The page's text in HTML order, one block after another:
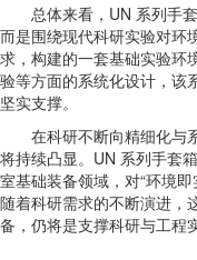
总体来看，UN 系列手
而是围绕现代科研实验对环
求，构建的一套基础实验环
验等方面的系统化设计，该
坚实支撑。
在科研不断向精细化与
将持续凸显。UN 系列手套
室基础装备领域，对“环境
随着科研需求的不断演进，
备，仍将是支撑科研与工程